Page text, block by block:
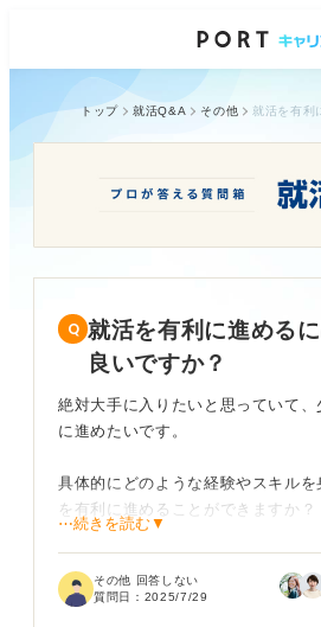
トップ 就活Q&A その他
就活を有利に進める
良いですか？
絶対大手に入りたいと思っていて、
に進めたいです。
具体的にどのような経験やスキル
を有利に進めることができますか？
ていただきたいです。
⋯続きを読む▼
その他 回答しない
質問日： 2025/7/29